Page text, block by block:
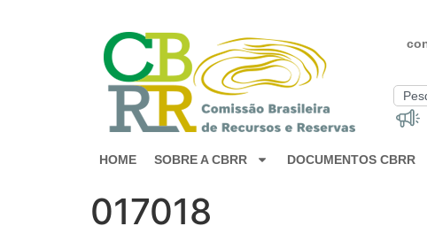
HOME SOBRE A CBRR DOCUMENTOS CBRR
017018